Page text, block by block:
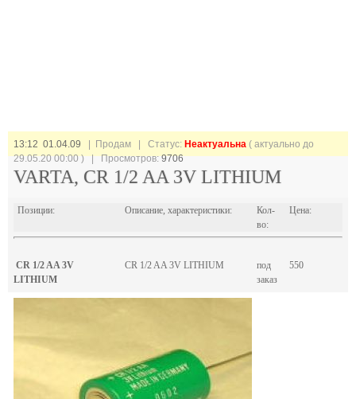
13:12 01.04.09 | Продам | Статус: Неактуальна ( актуально до
29.05.20 00:00 ) | Просмотров:9706
VARTA, CR 1/2 AA 3V LITHIUM
Позиции: Описание, характеристики:
Кол-
во:
Цена:
CR 1/2 AA 3V
LITHIUM
CR 1/2 AA 3V LITHIUM
под
заказ
550